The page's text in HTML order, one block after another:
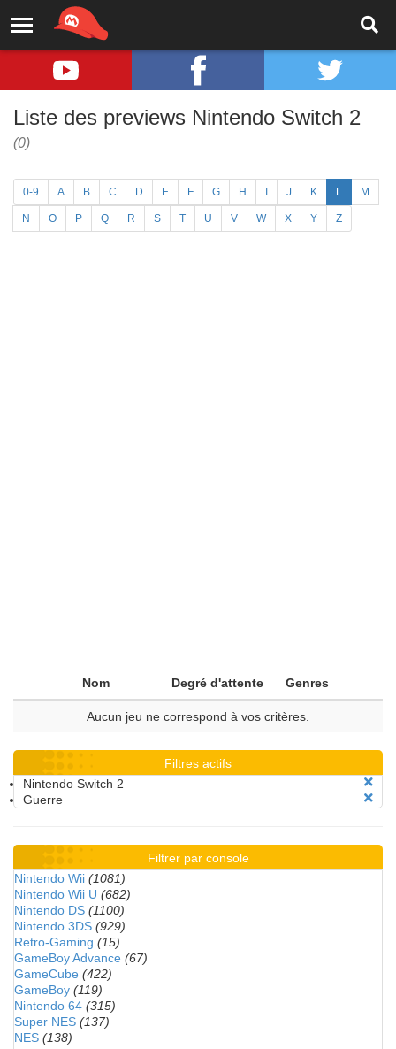
Liste des previews Nintendo Switch 2
(0)
0-9 A B C D E F G H J K L M
N O P Q R S T U V W X Y Z
Nom Degré d'attente Genres
Aucun jeu ne correspond à vos critères.
Filtres actifs
Nintendo Switch 2
Guerre
Filtrer par console
Nintendo Wii (1081)
Nintendo Wii U (682)
Nintendo DS (1100)
Nintendo 3DS (929)
Retro-Gaming (15)
GameBoy Advance (67)
GameCube (422)
GameBoy (119)
Nintendo 64 (315)
Super NES (137)
NES (138)